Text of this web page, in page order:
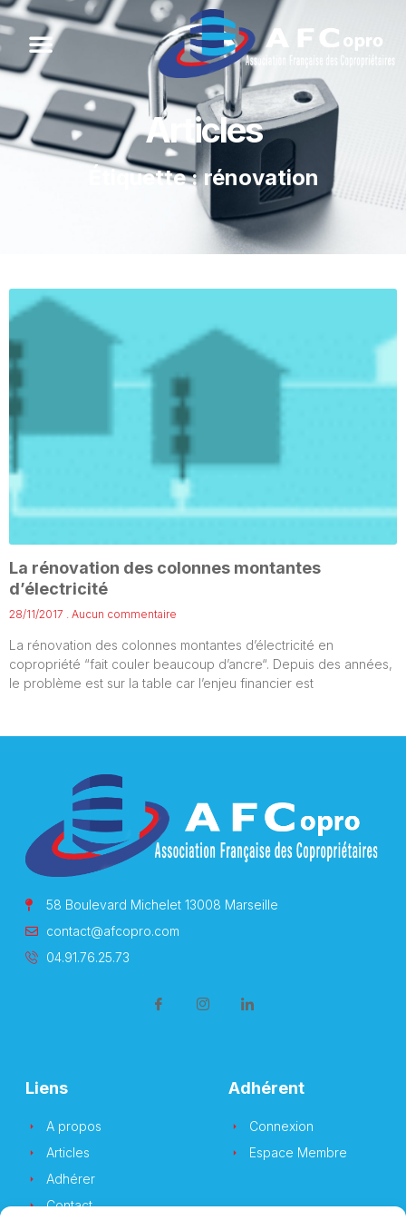
Articles
Étiquette : rénovation
La rénovation des colonnes montantes
d’électricité
28/11/2017 Aucun commentaire
La rénovation des colonnes montantes d’électricité en
copropriété “fait couler beaucoup d’ancre“. Depuis des années,
le problème est sur la table car l’enjeu financier est
58 Boulevard Michelet 13008 Marseille
contact@afcopro.com
04.91.76.25.73
Liens
A propos
Articles
Adhérer
Contact
Adhérent
Connexion
Espace Membre